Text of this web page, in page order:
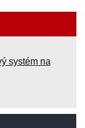
systém na